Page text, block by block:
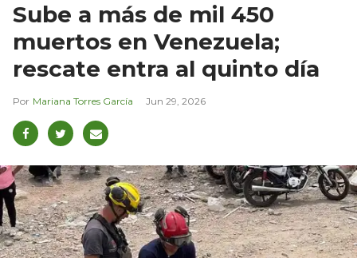
Sube a más de mil 450
muertos en Venezuela;
rescate entra al quinto día
Mariana Torres García Jun 29, 2026